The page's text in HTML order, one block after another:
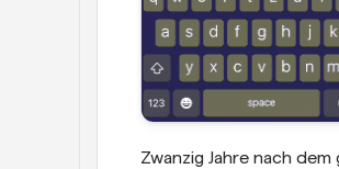
Zwanzig Jahre nach